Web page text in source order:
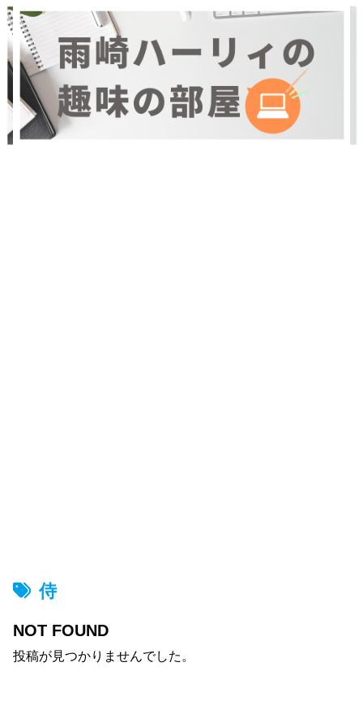
侍
NOT FOUND
投稿が見つかりませんでした。